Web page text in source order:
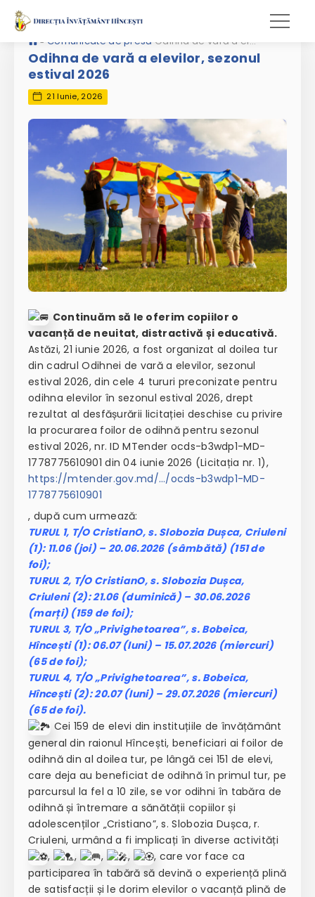
» Comunicate de presă Odihna de vară a elevilor, sezonul estival 2026
Odihna de vară a elevilor, sezonul
estival 2026
21 Iunie, 2026
Continuăm să le oferim copiilor o
vacanță de neuitat, distractivă și educativă.
Astăzi, 21 iunie 2026, a fost organizat al doilea tur
din cadrul Odihnei de vară a elevilor, sezonul
estival 2026, din cele 4 tururi preconizate pentru
odihna elevilor în sezonul estival 2026, drept
rezultat al desfășurării licitației deschise cu privire
la procurarea foilor de odihnă pentru sezonul
estival 2026, nr. ID MTender ocds-b3wdp1-MD-
1778775610901 din 04 iunie 2026 (Licitația nr. 1),
https://mtender.gov.md/…/ocds-b3wdp1-MD-
1778775610901
, după cum urmează:
TURUL 1, T/O CristianO, s. Slobozia Dușca, Criuleni
(1): 11.06 (joi) – 20.06.2026 (sâmbătă) (151 de
foi);
TURUL 2, T/O CristianO, s. Slobozia Dușca,
Criuleni (2): 21.06 (duminică) – 30.06.2026
(marți) (159 de foi);
TURUL 3, T/O „Privighetoarea”, s. Bobeica,
Hîncești (1): 06.07 (luni) – 15.07.2026 (miercuri)
(65 de foi);
TURUL 4, T/O „Privighetoarea”, s. Bobeica,
Hîncești (2): 20.07 (luni) – 29.07.2026 (miercuri)
(65 de foi).
Cei 159 de elevi din instituțiile de învățământ
general din raionul Hîncești, beneficiari ai foilor de
odihnă din al doilea tur, pe lângă cei 151 de elevi,
care deja au beneficiat de odihnă în primul tur, pe
parcursul la fel a 10 zile, se vor odihni în tabăra de
odihnă și întremare a sănătății copiilor și
adolescenților „Cristiano”, s. Slobozia Dușca, r.
Criuleni, urmând a fi implicați în diverse activități
,
, , ,
, care vor face ca
participarea în tabără să devină o experiență plină
de satisfacții și le dorim elevilor o vacanță plină de